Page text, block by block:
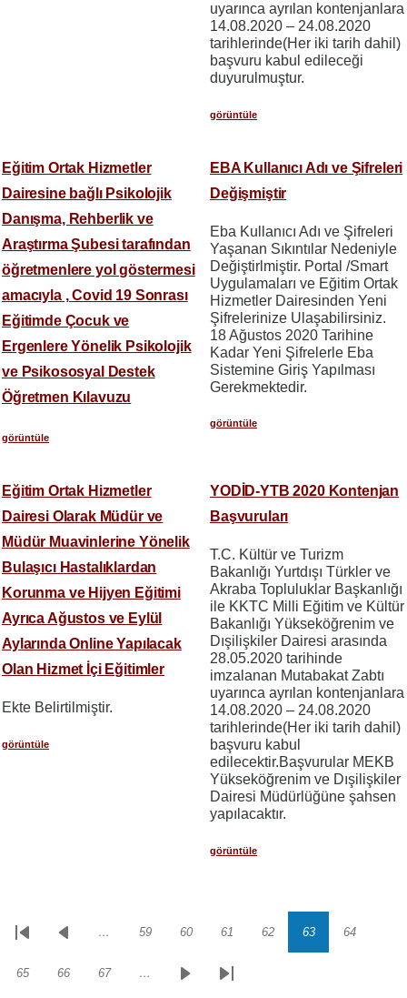
uyarınca ayrılan kontenjanlara
14.08.2020 – 24.08.2020
tarihlerinde(Her iki tarih dahil)
başvuru kabul edileceği
duyurulmuştur.
görüntüle
Eğitim Ortak Hizmetler
Dairesine bağlı Psikolojik
Danışma, Rehberlik ve
Araştırma Şubesi tarafından
öğretmenlere yol göstermesi
amacıyla , Covid 19 Sonrası
Eğitimde Çocuk ve
Ergenlere Yönelik Psikolojik
ve Psikososyal Destek
Öğretmen Kılavuzu
görüntüle
EBA Kullanıcı Adı ve Şifreleri
Değişmiştir
Eba Kullanıcı Adı ve Şifreleri
Yaşanan Sıkıntılar Nedeniyle
Değiştirlmiştir. Portal /Smart
Uygulamaları ve Eğitim Ortak
Hizmetler Dairesinden Yeni
Şifrelerinize Ulaşabilirsiniz.
18 Ağustos 2020 Tarihine
Kadar Yeni Şifrelerle Eba
Sistemine Giriş Yapılması
Gerekmektedir.
görüntüle
Eğitim Ortak Hizmetler
Dairesi Olarak Müdür ve
Müdür Muavinlerine Yönelik
Bulaşıcı Hastalıklardan
Korunma ve Hijyen Eğitimi
Ayrıca Ağustos ve Eylül
Aylarında Online Yapılacak
Olan Hizmet İçi Eğitimler
Ekte Belirtilmiştir.
görüntüle
YODİD-YTB 2020 Kontenjan
Başvuruları
T.C. Kültür ve Turizm
Bakanlığı Yurtdışı Türkler ve
Akraba Topluluklar Başkanlığı
ile KKTC Milli Eğitim ve Kültür
Bakanlığı Yükseköğrenim ve
Dışilişkiler Dairesi arasında
28.05.2020 tarihinde
imzalanan Mutabakat Zabtı
uyarınca ayrılan kontenjanlara
14.08.2020 – 24.08.2020
tarihlerinde(Her iki tarih dahil)
başvuru kabul
edilecektir.Başvurular MEKB
Yükseköğrenim ve Dışilişkiler
Dairesi Müdürlüğüne şahsen
yapılacaktır.
görüntüle
Sayfalama
İlk
Önceki… Sayfa
59 Sayfa
60 Sayfa
61 Sayfa
62 Sayfa
63 Sayfa
64
Sayfa
65 Sayfa
66 Sayfa
67 …
SonrakiSon